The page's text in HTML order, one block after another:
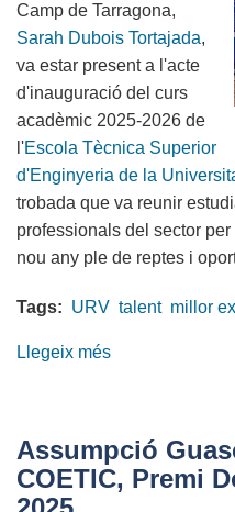
graduació
de
la
FIB
2025
Camp de Tarragona,
Sarah Dubois Tortajada,
va estar present a l'acte
d'inauguració del curs
acadèmic 2025-2026 de
l'Escola Tècnica Superior
d'Enginyeria de la
trobada que va reunir
professionals del sector
nou any ple de reptes i
Tags: URV talent millor
Llegeix més
El
COETIC
Assumpció
COETIC, Premi